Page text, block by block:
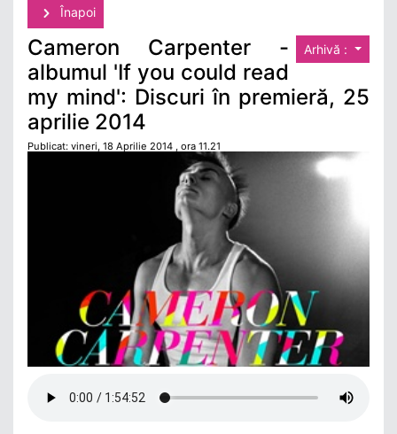
Înapoi
Arhivă :
Cameron Carpenter -
albumul 'If you could read
my mind': Discuri în premieră, 25
aprilie 2014
Publicat: vineri, 18 Aprilie 2014 , ora 11.21